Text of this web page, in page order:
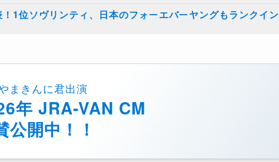
1位ソヴリンティ、日本のフォーエバーヤングもランクイン
まきんに君出演
年 JRA-VAN CM
公開中！！